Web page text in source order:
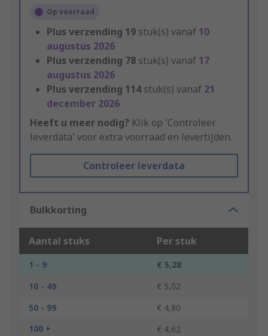
Op voorraad
Plus verzending 19 stuk(s) vanaf 10
augustus 2026
Plus verzending 78 stuk(s) vanaf 17
augustus 2026
Plus verzending 114stuk(s) vanaf 21
december 2026
Heeft u meer nodig? Klik op 'Controleer
leverdata' voor extra voorraad en levertijden.
Controleer leverdata
Bulkkorting
Aantal stuks Per stuk
1 - 9
€ 5,28
10 - 49
€ 5,02
50 - 99
€ 4,80
100 +
€ 4,62